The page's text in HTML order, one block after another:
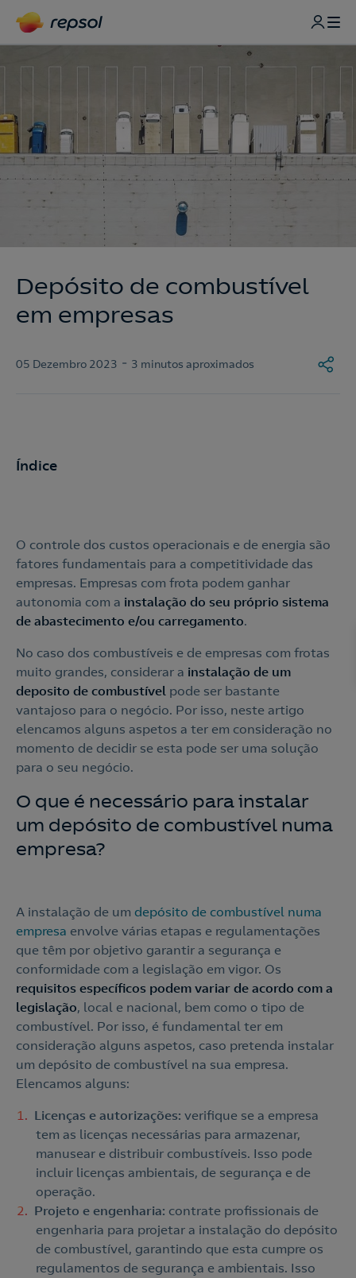
Depósito de combustível
em empresas
05 Dezembro 2023 - 3 minutos aproximados
O controle dos custos operacionais e de energia são
fatores fundamentais para a competitividade das
empresas. Empresas com frota podem ganhar
autonomia com a instalação do seu próprio sistema
de abastecimento e/ou carregamento.
No caso dos combustíveis e de empresas com frotas
muito grandes, considerar a instalação de um
deposito de combustível pode ser bastante
vantajoso para o negócio. Por isso, neste artigo
elencamos alguns aspetos a ter em consideração no
momento de decidir se esta pode ser uma solução
para o seu negócio.
O que é necessário para instalar
um depósito de combustível numa
empresa?
A instalação de um depósito de combustível numa
empresa envolve várias etapas e regulamentações
que têm por objetivo garantir a segurança e
conformidade com a legislação em vigor. Os
requisitos específicos podem variar de acordo com a
legislação, local e nacional, bem como o tipo de
combustível. Por isso, é fundamental ter em
consideração alguns aspetos, caso pretenda instalar
um depósito de combustível na sua empresa.
Elencamos alguns:
Licenças e autorizações: verifique se a empresa
tem as licenças necessárias para armazenar,
manusear e distribuir combustíveis. Isso pode
incluir licenças ambientais, de segurança e de
operação.
Projeto e engenharia: contrate profissionais de
engenharia para projetar a instalação do depósito
de combustível, garantindo que esta cumpre os
regulamentos de segurança e ambientais. Isso
Índice